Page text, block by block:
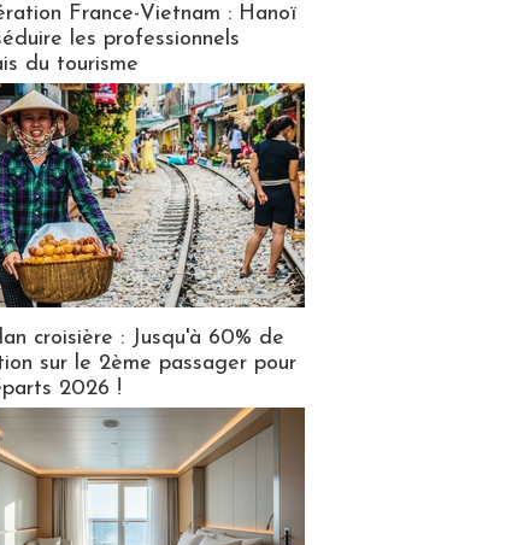
France-Vietnam : Hanoï
les professionnels
du tourisme
croisière : Jusqu'à 60% de
sur le 2ème passager pour
2026 !